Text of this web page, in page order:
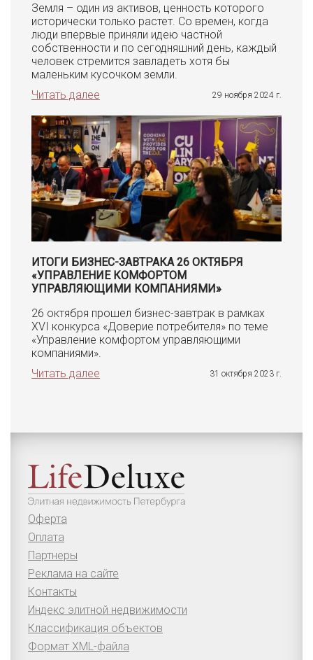
Земля – один из активов, ценность которого
исторически только растет. Со времен, когда
люди впервые приняли идею частной
собственности и по сегодняшний день, каждый
человек стремится завладеть хотя бы
маленьким кусочком земли.
Читать далее
29 ноября 2024 г.
ИТОГИ БИЗНЕС-ЗАВТРАКА 26 ОКТЯБРЯ
«УПРАВЛЕНИЕ КОМФОРТОМ
УПРАВЛЯЮЩИМИ КОМПАНИЯМИ»
26 октября прошел бизнес-завтрак в рамках
XVI конкурса «Доверие потребителя» по теме
«Управление комфортом управляющими
компаниями».
Читать далее
31 октября 2023 г.
Оферта
Оплата
Партнеры
Реклама на сайте
Контакты
Индекс элитной недвижимости
Классификация объектов
Формат XML-файла